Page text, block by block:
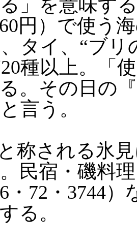
」を意味す
円）で使う
タイ、“ブリ
種以上。「
。その日の
言う。
称される氷
民宿・磯料
・72・3744
る。